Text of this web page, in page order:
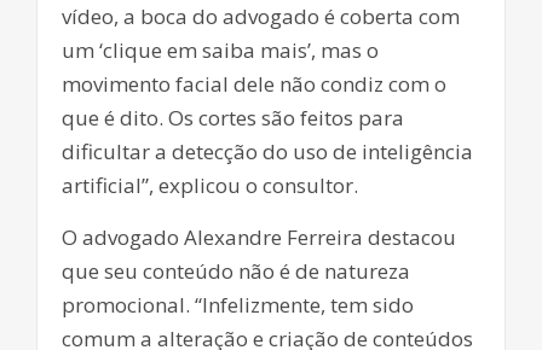
vídeo, a boca do advogado é coberta com
um ‘clique em saiba mais’, mas o
movimento facial dele não condiz com o
que é dito. Os cortes são feitos para
dificultar a detecção do uso de inteligência
artificial”, explicou o consultor.
O advogado Alexandre Ferreira destacou
que seu conteúdo não é de natureza
promocional. “Infelizmente, tem sido
comum a alteração e criação de conteúdos